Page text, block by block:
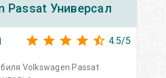
Passat Универсал
4.5/5
Volkswagen Passat